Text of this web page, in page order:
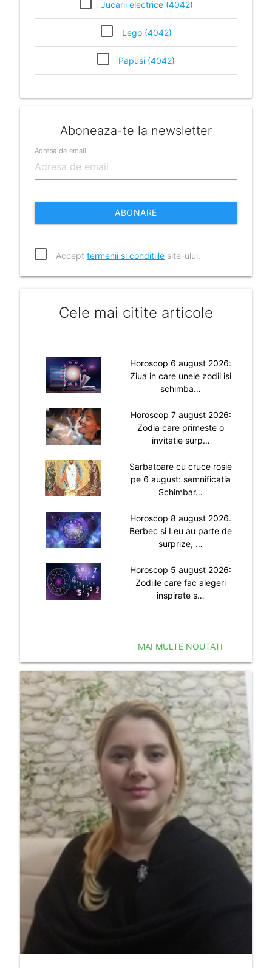
Jucarii electrice (4042)
Lego (4042)
Papusi (4042)
Aboneaza-te la newsletter
Adresa de email
ABONARE
Accept termenii si conditiilesite-ului.
Cele mai citite articole
Horoscop 6 august 2026:
Ziua in care unele zodii isi
schimba…
Horoscop 7 august 2026:
Zodia care primeste o
invitatie surp…
Sarbatoare cu cruce rosie
pe 6 august: semnificatia
Schimbar…
Horoscop 8 august 2026.
Berbec si Leu au parte de
surprize, …
Horoscop 5 august 2026:
Zodiile care fac alegeri
inspirate s…
MAI MULTE NOUTATI